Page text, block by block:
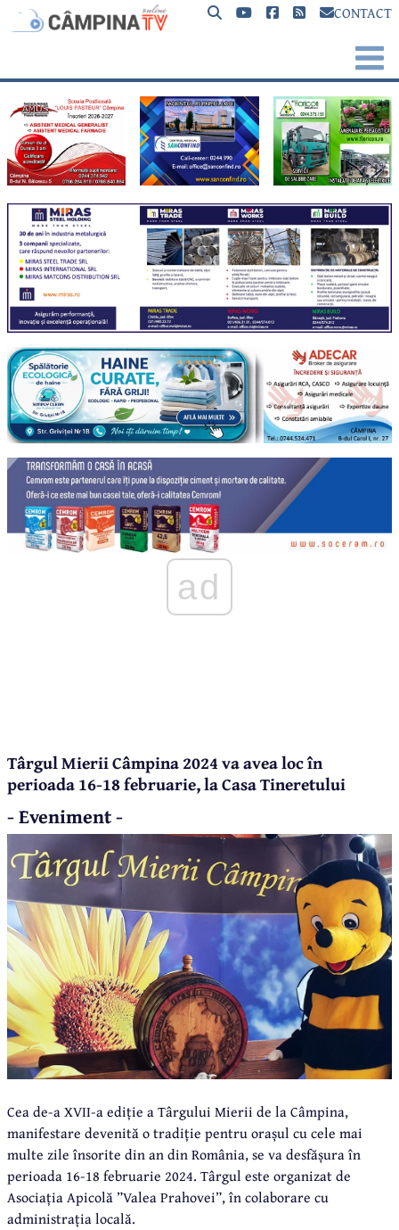
CONTACT
ad
Târgul Mierii Câmpina 2024 va avea loc în
perioada 16-18 februarie, la Casa Tineretului
- Eveniment -
Cea de-a XVII-a ediție a Târgului Mierii de la Câmpina,
manifestare devenită o tradiție pentru orașul cu cele mai
multe zile însorite din an din România, se va desfășura în
perioada 16-18 februarie 2024. Târgul este organizat de
Asociația Apicolă ”Valea Prahovei”, în colaborare cu
administrația locală.